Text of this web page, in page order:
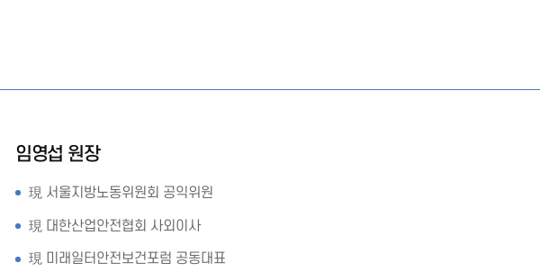
임영섭 원장
現 서울지방노동위원회 공익위원
現 대한산업안전협회 사외이사
現 미래일터안전보건포럼 공동대표